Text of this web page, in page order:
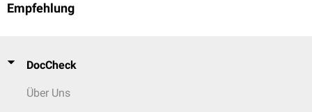
Empfehlung
DocCheck
Über Uns